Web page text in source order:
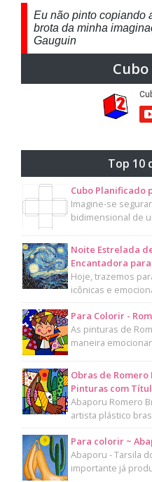
Eu não pinto copiando
brota da minha
Gauguin
Top 10
Cubo Planificado
Imagine-se
bidimensional de
Noite Estrelada
Encantadora
Hoje, trazemos
icônicas e
Para Colorir -
As pinturas de
maneira
Obras de
Pinturas com
Abaporu Romero
artista plástico
Para colorir ~
Abaporu - Tarsila
importante já